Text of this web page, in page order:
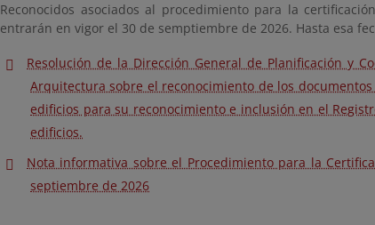
Reconocidos asociados al procedimiento para la
entrarán en vigor el 30 de semptiembre de 2026. Hasta esa
Resolución de la Dirección General de Planificación y
Arquitectura sobre el reconocimiento de los
edificios para su reconocimiento e inclusión en el
edificios.
Nota informativa sobre el Procedimiento para la
septiembre de 2026